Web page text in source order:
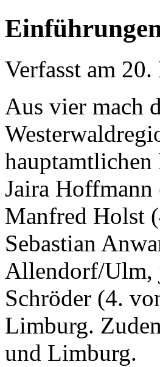
Verfasst am 20.
Aus vier mach
Jaira
Manfred Holst
Sebastian
Allendorf/Ulm,
Schröder (4.
Limburg.
und Limburg.